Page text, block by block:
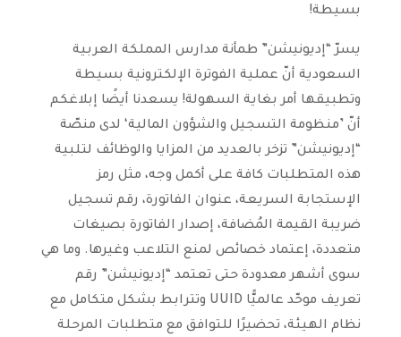
بسيطة!
يسرّ “إديونيشن” طمأنة مدارس المملكة العربية
السعودية أنّ عملية الفوترة الإلكترونية بسيطة
وتطبيقها أمر بغاية السهولة! يسعدنا أيضًا إبلاغكم
أنّ ’منظومة التسجيل والشؤون المالية‘ لدى منصّة
“إديونيشن” تزخر بالعديد من المزايا والوظائف لتلبية
هذه المتطلبات كافة على أكمل وجه، مثل رمز
الإستجابة السريعة، عنوان الفاتورة، رقم تسجيل
ضريبة القيمة المُضافة، إصدار الفاتورة بصيغات
متعددة، إعتماد خصائص لمنع التلاعب وغيرها. وما هي
سوى أشهر معدودة حتى تعتمد “إديونيشن” رقم
تعريف موحّد عالميًّا UUID وتترابط بشكل متكامل مع
نظام الهيئة، تحضيرًا للتوافق مع متطلبات المرحلة